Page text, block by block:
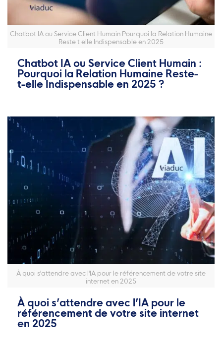
Chatbot IA ou Service Client Humain Pourquoi la Relation Humaine
Reste t elle Indispensable en 2025
Chatbot IA ou Service Client Humain :
Pourquoi la Relation Humaine Reste-
t-elle Indispensable en 2025 ?
À quoi s'attendre avec l'IA pour le référencement de votre site
internet en 2025
À quoi s’attendre avec l’IA pour le
référencement de votre site internet
en 2025